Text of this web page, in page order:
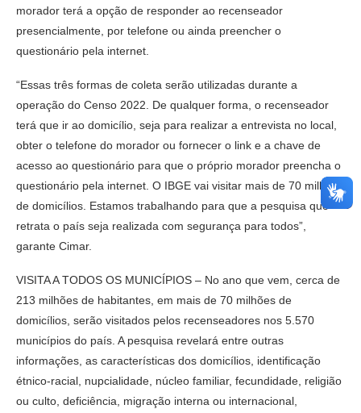
morador terá a opção de responder ao recenseador
presencialmente, por telefone ou ainda preencher o
questionário pela internet.
“Essas três formas de coleta serão utilizadas durante a
operação do Censo 2022. De qualquer forma, o recenseador
terá que ir ao domicílio, seja para realizar a entrevista no local,
obter o telefone do morador ou fornecer o link e a chave de
acesso ao questionário para que o próprio morador preencha o
questionário pela internet. O IBGE vai visitar mais de 70 milhões
de domicílios. Estamos trabalhando para que a pesquisa que
retrata o país seja realizada com segurança para todos”,
garante Cimar.
VISITA A TODOS OS MUNICÍPIOS – No ano que vem, cerca de
213 milhões de habitantes, em mais de 70 milhões de
domicílios, serão visitados pelos recenseadores nos 5.570
municípios do país. A pesquisa revelará entre outras
informações, as características dos domicílios, identificação
étnico-racial, nupcialidade, núcleo familiar, fecundidade, religião
ou culto, deficiência, migração interna ou internacional,